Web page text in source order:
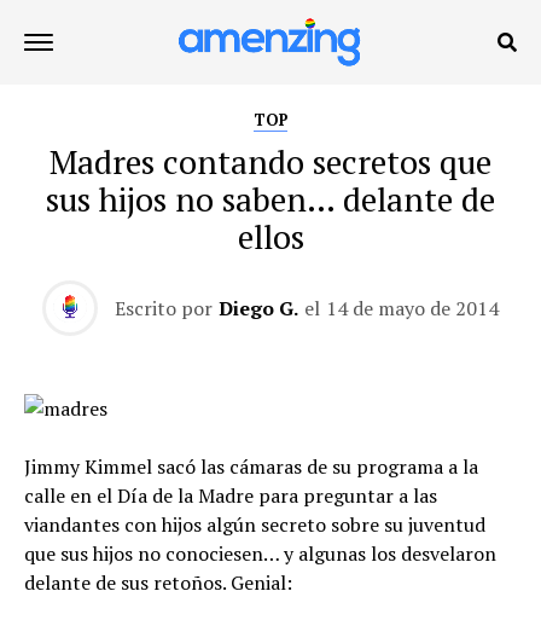
TOP
Madres contando secretos que
sus hijos no saben… delante de
ellos
Escrito por Diego G. el 14 de mayo de 2014
Jimmy Kimmel sacó las cámaras de su programa a la
calle en el Día de la Madre para preguntar a las
viandantes con hijos algún secreto sobre su juventud
que sus hijos no conociesen… y algunas los desvelaron
delante de sus retoños. Genial: